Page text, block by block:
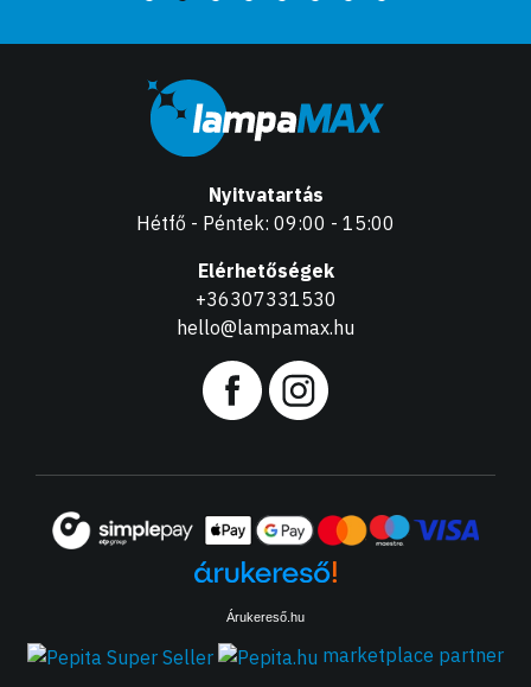
Nyitvatartás
Hétfő - Péntek: 09:00 - 15:00
Elérhetőségek
+36307331530
hello@lampamax.hu
Árukereső.hu
marketplace partner